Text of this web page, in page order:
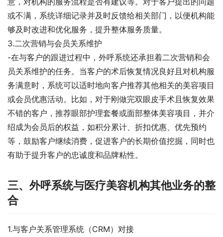
或不满，系统详细记录并及时反馈给相关部门，以便机构能
够及时改进和优化服务，提升整体服务质量。
3.二次营销与会员关系维护
-在与客户的跟进过程中，外呼系统还承担着二次营销和会
员关系维护的任务。当客户的术后恢复情况良好且对机构服
务满意时，系统可以适时地向客户推荐其他相关的美容项目
或会员优惠活动。比如，对于刚做完双眼皮手术且恢复效果
不错的客户，推荐眼部护理套餐或面部整体美容项目，并介
绍成为会员后的权益，如积分累计、折扣优惠、优先预约
等，鼓励客户继续消费，促进客户的长期价值挖掘，同时也
有助于提升客户的忠诚度和品牌粘性。
三、外呼系统与医疗美容机构其他业务的整
合
1.与客户关系管理系统（CRM）对接